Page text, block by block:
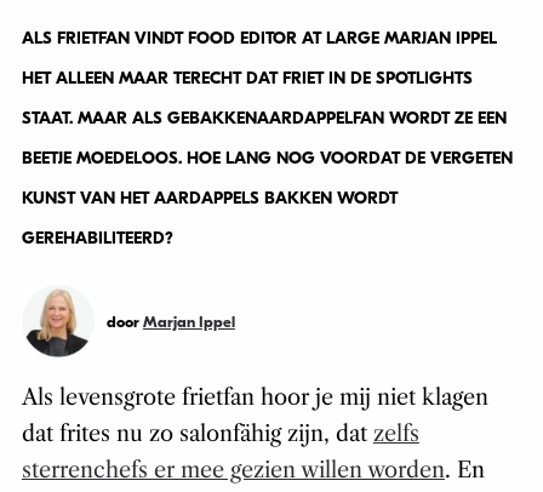
ALS FRIETFAN VINDT FOOD EDITOR AT LARGE MARJAN IPPEL
HET ALLEEN MAAR TERECHT DAT FRIET IN DE SPOTLIGHTS
STAAT. MAAR ALS GEBAKKENAARDAPPELFAN WORDT ZE EEN
BEETJE MOEDELOOS. HOE LANG NOG VOORDAT DE VERGETEN
KUNST VAN HET AARDAPPELS BAKKEN WORDT
GEREHABILITEERD?
door Marjan Ippel
Als levensgrote frietfan hoor je mij niet klagen
dat frites nu zo salonfähig zijn, dat zelfs
sterrenchefs er mee gezien willen worden. En